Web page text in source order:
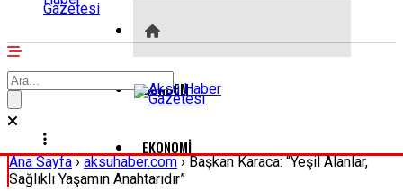
Gazetesi
GÜNDEM
EKONOMI
Ana Sayfa›aksuhaber.com›Başkan Karaca: “Yeşil Alanlar,
Sağlıklı Yaşamın Anahtarıdır”